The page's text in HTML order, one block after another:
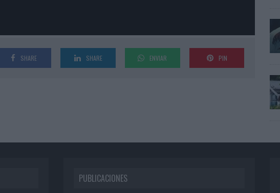
SHARE SHARE ENVIAR PIN
PUBLICACIONES